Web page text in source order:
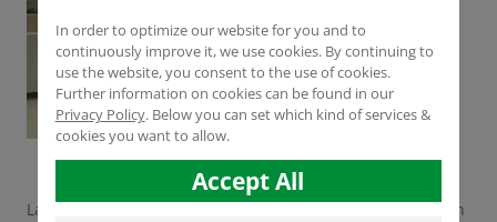
La CAC Conference Week 2025 (CACW2025) se celebrará en
In order to optimize our website for you and to
continuously improve it, we use cookies. By continuing to
use the website, you consent to the use of cookies.
Further information on cookies can be found in our
Privacy Policy. Below you can set which kind of services &
cookies you want to allow.
Accept All